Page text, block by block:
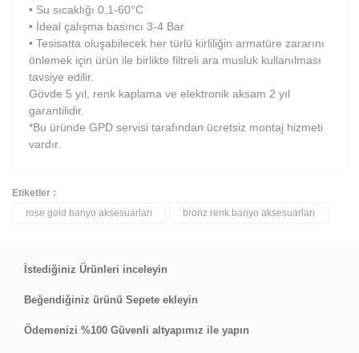
• Su sıcaklığı 0,1-60°C
• İdeal çalışma basıncı 3-4 Bar
• Tesisatta oluşabilecek her türlü kirliliğin armatüre zararını
önlemek için ürün ile birlikte filtreli ara musluk kullanılması
tavsiye edilir.
Gövde 5 yıl, renk kaplama ve elektronik aksam 2 yıl
garantilidir.
*Bu üründe GPD servisi tarafından ücretsiz montaj hizmeti
vardır.
Bu ürüne ilk yorumu siz yapın!
Yorum Yaz
Etiketler :
rose gold banyo aksesuarları
bronz renk banyo aksesuarları
İstediğiniz Ürünleri inceleyin
Beğendiğiniz ürünü Sepete ekleyin
Ödemenizi %100 Güvenli altyapımız ile yapın